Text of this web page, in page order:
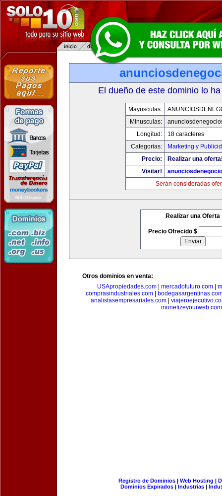
El dueño de este dominio lo
Mayusculas:
Minusculas:
Longitud:
18 caracteres
Categorias:
Marketing y
Precio:
Realizar una
Visitar!
Serán consideradas
Realizar una Oferta
Precio Ofrecido $
Otros dominios en venta:
USApropiedades.com| mercadofuturo.com|
comprasindustriales.com
analistasempresariales.com
monetizeyourweb.com
Registro de Dominios| Web Hosting |
Dominios Expirados | Industrias |